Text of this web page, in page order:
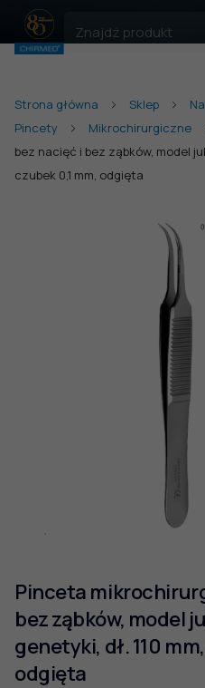
Strona główna Sklep
Pincety
Mikrochirurgiczne
bez nacięć i bez ząbków, model
czubek 0,1 mm, odgięta
Pinceta
bez ząbków, model
genetyki, dł. 110
odgięta